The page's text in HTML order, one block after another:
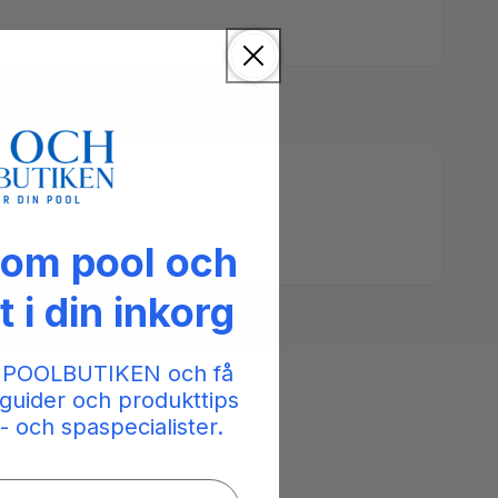
pool och
i din inkorg
och få
och produkttips
och spaspecialister.